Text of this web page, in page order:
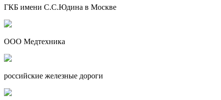
ГКБ имени С.С.Юдина в Москве
ООО Медтехника
российские железные дороги